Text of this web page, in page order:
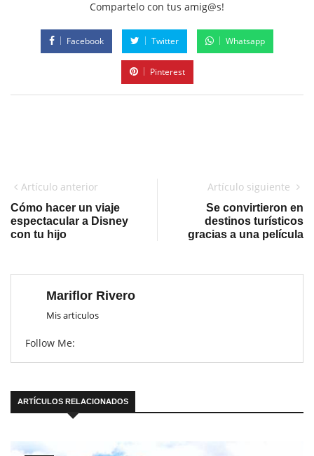
Compartelo con tus amig@s!
Facebook Twitter Whatsapp
Pinterest
Artículo anterior
Cómo hacer un viaje
espectacular a Disney
con tu hijo
Artículo siguiente
Se convirtieron en
destinos turísticos
gracias a una película
Mariflor Rivero
Mis articulos
Follow Me:
ARTÍCULOS RELACIONADOS